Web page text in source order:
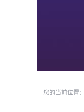
您的当前位置：